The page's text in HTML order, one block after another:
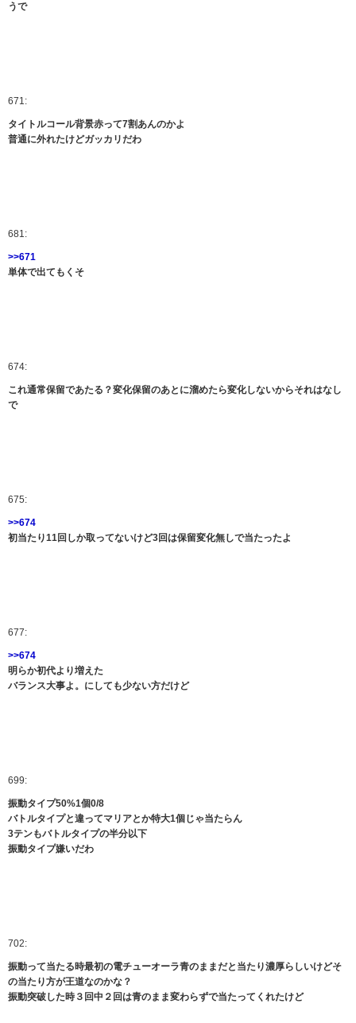
うで
671:
タイトルコール背景赤って7割あんのかよ
普通に外れたけどガッカリだわ
681:
>>671
単体で出てもくそ
674:
これ通常保留であたる？変化保留のあとに溜めたら変化しないからそれはなし
で
675:
>>674
初当たり11回しか取ってないけど3回は保留変化無しで当たったよ
677:
>>674
明らか初代より増えた
バランス大事よ。にしても少ない方だけど
699:
振動タイプ50%1個0/8
バトルタイプと違ってマリアとか特大1個じゃ当たらん
3テンもバトルタイプの半分以下
振動タイプ嫌いだわ
702:
振動って当たる時最初の電チューオーラ青のままだと当たり濃厚らしいけどそ
の当たり方が王道なのかな？
振動突破した時３回中２回は青のまま変わらずで当たってくれたけど